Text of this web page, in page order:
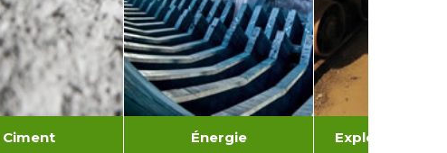
Ciment Énergie Exploitation